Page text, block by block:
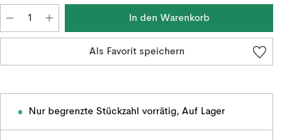
In den Warenkorb
Als Favorit speichern
Nur begrenzte Stückzahl vorrätig, Auf Lager